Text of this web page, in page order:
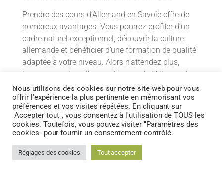
Prendre des cours d’Allemand en Savoie offre de
nombreux avantages. Vous pourrez profiter d’un
cadre naturel exceptionnel, découvrir la culture
allemande et bénéficier d’une formation de qualité
adaptée à votre niveau. Alors n’attendez plus,
lancez-vous dans l’apprentissage de l’Allemand en
Savoie et ouvrez-vous de nouvelles opportunités
tant sur le plan personnel que professionnel.
Les cours d’Allemand
en Savoie pour les
Nous utilisons des cookies sur notre site web pour vous
offrir l'expérience la plus pertinente en mémorisant vos
préférences et vos visites répétées. En cliquant sur
"Accepter tout", vous consentez à l'utilisation de TOUS les
cookies. Toutefois, vous pouvez visiter "Paramètres des
cookies" pour fournir un consentement contrôlé.
Réglages des cookies Tout accepter